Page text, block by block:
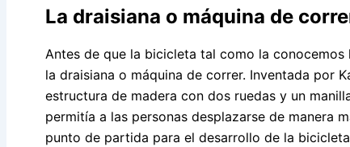
La draisiana o máquina de
Antes de que la bicicleta tal como la
la draisiana o máquina de correr. Inventada por
estructura de madera con dos ruedas y un
permitía a las personas desplazarse de manera
punto de partida para el desarrollo de la